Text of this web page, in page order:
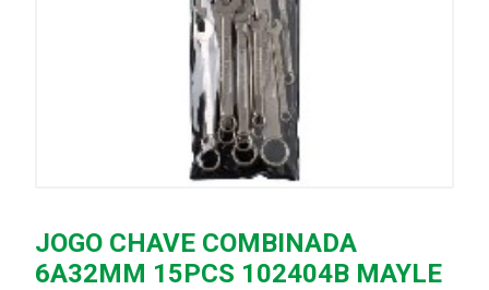
JOGO CHAVE COMBINADA
6A32MM 15PCS 102404B MAYLE